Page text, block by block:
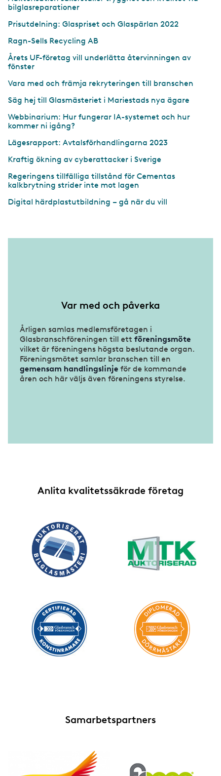
bilglasreparationer
Prisutdelning: Glaspriset och Glaspärlan 2022
Ragn-Sells Recycling AB
Årets UF-företag vill underlätta återvinningen av
fönster
Vara med och främja rekryteringen till branschen
Säg hej till Glasmästeriet i Mariestads nya ägare
Webbinarium: Hur fungerar IA-systemet och hur
kommer ni igång?
Lägesrapport: Avtalsförhandlingarna 2023
Kraftig ökning av cyberattacker i Sverige
Regeringens tillfälliga tillstånd för Cementas
kalkbrytning strider inte mot lagen
Digital härdplastutbildning – gå när du vill
Var med och påverka
Årligen samlas medlemsföretagen i
Glasbranschföreningen till ett föreningsmöte
vilket är föreningens högsta beslutande organ.
Föreningsmötet samlar branschen till en
gemensam handlingslinje för de kommande
åren och här väljs även föreningens styrelse.
Anlita kvalitetssäkrade företag
Samarbetspartners